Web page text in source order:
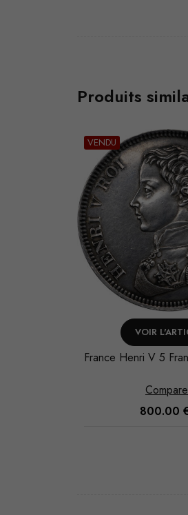
Produits
VENDU
VOIR
France Henri V 5
800.00